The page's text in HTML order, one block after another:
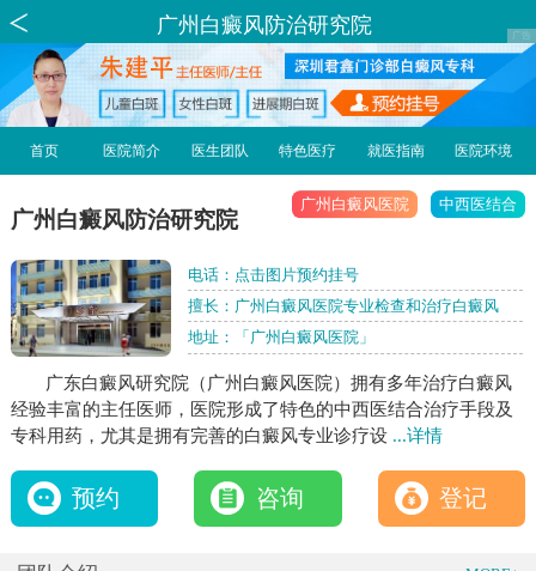
广州白癜风防治研究院
首页 医院简介 医生团队 特色医疗 就医指南 医院环境
广州白癜风防治研究院
广州白癜风医院 中西医结合
电话： 点击图片预约挂号
擅长：广州白癜风医院专业检查和治疗白癜风
地址：「广州白癜风医院」
广东白癜风研究院（广州白癜风医院）拥有多年治疗白癜风
经验丰富的主任医师，医院形成了特色的中西医结合治疗手段及
专科用药，尤其是拥有完善的白癜风专业诊疗设 ...详情
预约 咨询 登记